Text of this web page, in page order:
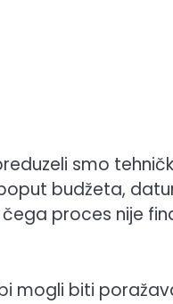
smo
budžeta,
proces nije
mogli biti